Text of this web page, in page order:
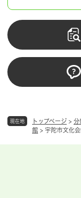
現在地 トップページ > 分
館 > 宇陀市文化